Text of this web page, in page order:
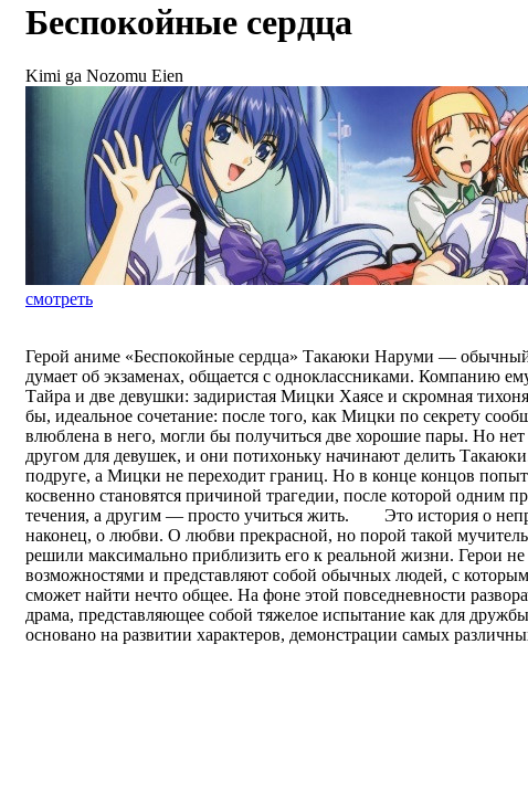
Беспокойные сердца
Kimi ga Nozomu Eien
смотреть
Герой аниме «Беспокойные сердца» Такаюки Наруми —
думает об экзаменах, общается с одноклассниками. Компанию
Тайра и две девушки: задиристая Мицки Хаясе и скромная
бы, идеальное сочетание: после того, как Мицки по секрету
влюблена в него, могли бы получиться две хорошие пары. Но
другом для девушек, и они потихоньку начинают делить
подруге, а Мицки не переходит границ. Но в конце концов
косвенно становятся причиной трагедии, после которой одним
течения, а другим — просто учиться жить. Это история о
наконец, о любви. О любви прекрасной, но порой такой
решили максимально приблизить его к реальной жизни. Герои
возможностями и представляют собой обычных людей, с
сможет найти нечто общее. На фоне этой повседневности
драма, представляющее собой тяжелое испытание как для
основано на развитии характеров, демонстрации самых